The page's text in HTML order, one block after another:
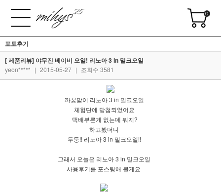
0
포토후기
[ 제품리뷰] 야무진 베이비 오일! 리노아 3 in 밀크오일
yeon***** | 2015-05-27 | 조회수 3581
까꿍맘이 리노아 3 in 밀크오일
체험단에 당첨되었어요
택배부른게 없는데 뭐지?
하고봤더니
두둥!! 리노아 3 in 밀크오일!!
그래서 오늘은 리노아 3 in 밀크오일
사용후기를 포스팅해 볼게요